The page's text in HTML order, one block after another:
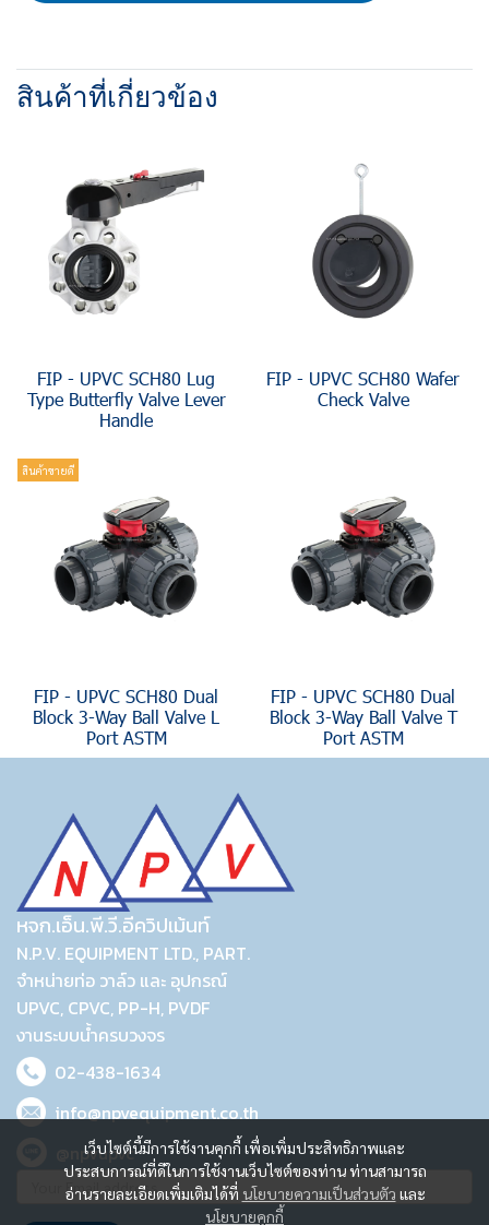
สินค้าที่เกี่ยวข้อง
FIP - UPVC SCH80 Lug
Type Butterfly Valve Lever
Handle
FIP - UPVC SCH80 Wafer
Check Valve
สินค้าขายดี
FIP - UPVC SCH80 Dual
Block 3-Way Ball Valve L
Port ASTM
FIP - UPVC SCH80 Dual
Block 3-Way Ball Valve T
Port ASTM
เว็บไซต์นี้มีการใช้งานคุกกี้ เพื่อเพิ่มประสิทธิภาพและ
ประสบการณ์ที่ดีในการใช้งานเว็บไซต์ของท่าน ท่านสามารถ
อ่านรายละเอียดเพิ่มเติมได้ที่ นโยบายความเป็นส่วนตัว และ
นโยบายคุกกี้
หจก.เอ็น.พี.วี.อีควิปเม้นท์
N.P.V. EQUIPMENT LTD., PART.
จำหน่ายท่อ วาล์ว และ อุปกรณ์
UPVC, CPVC, PP-H, PVDF
งานระบบน้ำครบวงจร
02-438-1634
info@npvequipment.co.th
@npvupvc